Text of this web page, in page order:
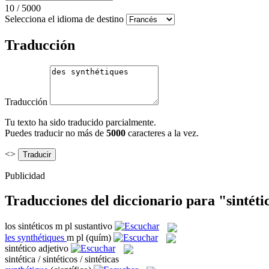
10 / 5000
Selecciona el idioma de destino
Traducción
Traducción
Tu texto ha sido traducido parcialmente.
Puedes traducir no más de 5000 caracteres a la vez.
<>
Publicidad
Traducciones del diccionario para
los sintéticos m pl sustantivo
les synthétiques m pl (quím)
sintético adjetivo
sintética / sintéticos / sintéticas